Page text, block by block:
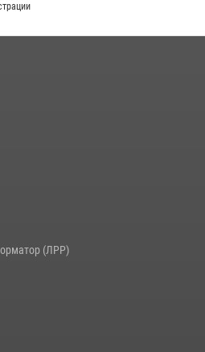
пистолетом
цифровом форуме
провели встречу с
«Умные каникулы»
(ЛРР)